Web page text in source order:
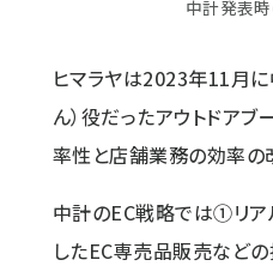
中計発表
ヒマラヤは2023年11月
ん）役だったアウトドア
率性と店舗業務の効率の
中計のEC戦略では①リ
したEC専売品販売など